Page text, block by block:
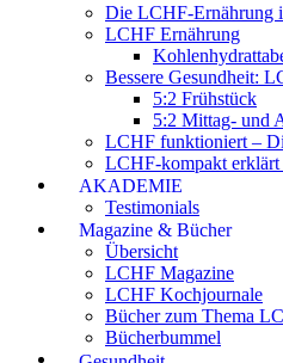
Die LCHF-Ernährung
LCHF Ernährung
Bessere Gesundheit:
5:2 Frühstück
5:2 Mittag- und
LCHF funktioniert –
LCHF-kompakt
AKADEMIE
Testimonials
Magazine & Bücher
Übersicht
LCHF Magazine
LCHF Kochjournale
Bücher zum Thema
Bücherbummel